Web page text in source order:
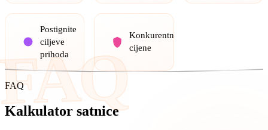
Postignite
ciljeve
prihoda
Konkurentne
cijene
FAQ
Kalkulator satnice